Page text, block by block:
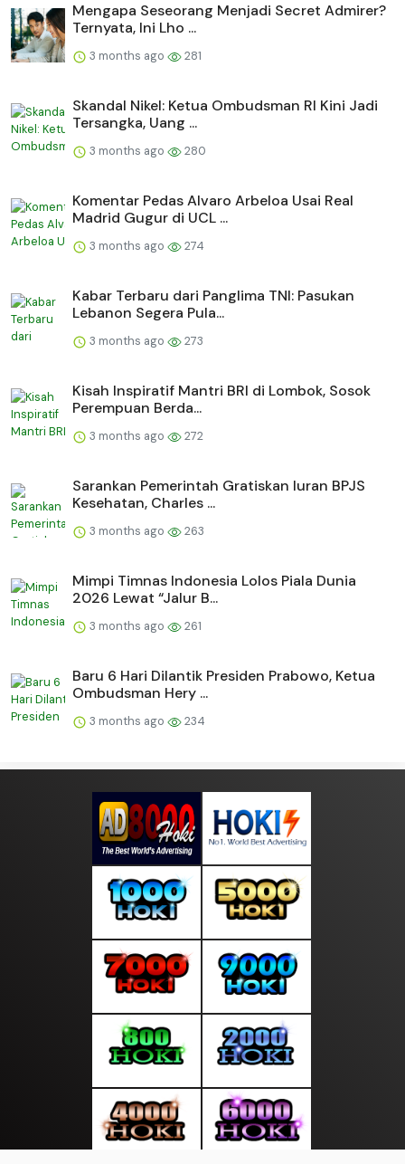
Mengapa Seseorang Menjadi Secret Admirer?
Ternyata, Ini Lho ...
3 months ago 281
Skandal Nikel: Ketua Ombudsman RI Kini Jadi
Tersangka, Uang ...
3 months ago 280
Komentar Pedas Alvaro Arbeloa Usai Real
Madrid Gugur di UCL ...
3 months ago 274
Kabar Terbaru dari Panglima TNI: Pasukan
Lebanon Segera Pula...
3 months ago 273
Kisah Inspiratif Mantri BRI di Lombok, Sosok
Perempuan Berda...
3 months ago 272
Sarankan Pemerintah Gratiskan Iuran BPJS
Kesehatan, Charles ...
3 months ago 263
Mimpi Timnas Indonesia Lolos Piala Dunia
2026 Lewat “Jalur B...
3 months ago 261
Baru 6 Hari Dilantik Presiden Prabowo, Ketua
Ombudsman Hery ...
3 months ago 234